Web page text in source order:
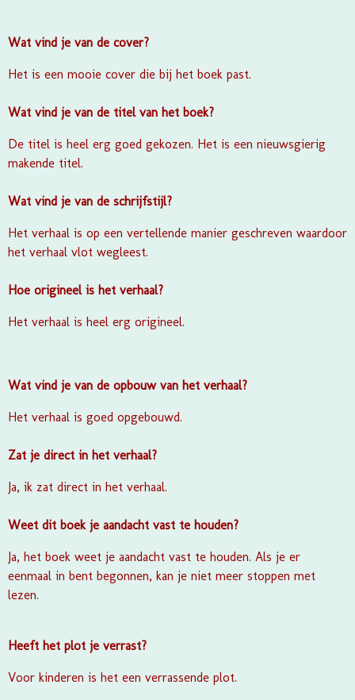
Wat vind je van de cover?
Het is een mooie cover die bij het boek past.
Wat vind je van de titel van het boek?
De titel is heel erg goed gekozen. Het is een nieuwsgierig
makende titel.
Wat vind je van de schrijfstijl?
Het verhaal is op een vertellende manier geschreven waardoor
het verhaal vlot wegleest.
Hoe origineel is het verhaal?
Het verhaal is heel erg origineel.
Wat vind je van de opbouw van het verhaal?
Het verhaal is goed opgebouwd.
Zat je direct in het verhaal?
Ja, ik zat direct in het verhaal.
Weet dit boek je aandacht vast te houden?
Ja, het boek weet je aandacht vast te houden. Als je er
eenmaal in bent begonnen, kan je niet meer stoppen met
lezen.
Heeft het plot je verrast?
Voor kinderen is het een verrassende plot.